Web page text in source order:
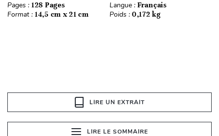
Pages : 128 Pages Langue : Français
Format : 14,5 cm x 21 cm Poids : 0,172 kg
LIRE UN EXTRAIT
LIRE LE SOMMAIRE